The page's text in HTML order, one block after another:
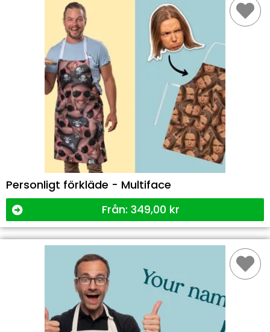
Personligt förkläde - Multiface
Från: 349,00 kr